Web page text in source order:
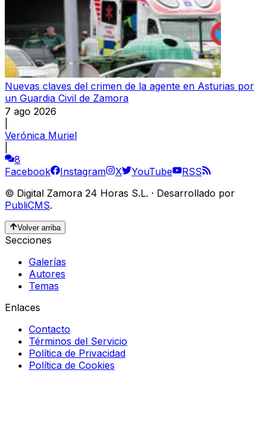
Nuevas claves del crimen de la agente en Asturias por
un Guardia Civil de Zamora
7 ago 2026
Verónica Muriel
8
Facebook
Instagram X YouTube
RSS
© Digital Zamora 24 Horas S.L. · Desarrollado por
PubliCMS.
Volver arriba
Secciones
Galerías
Autores
Temas
Enlaces
Contacto
Términos del Servicio
Política de Privacidad
Política de Cookies